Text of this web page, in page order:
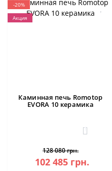
-20%
Акция
Каминная печь Romotop
EVORA 10 керамика
1
128 080 грн.
102 485 грн.